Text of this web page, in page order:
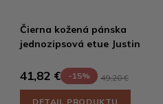
Čierna kožená pánska
jednozipsová etue Justin
41,82 € -15% 49,20 €
DETAIL PRODUKTU